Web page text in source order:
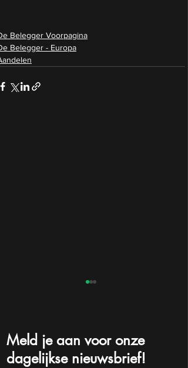
Belegger Voorpagina
Belegger - Europa
Meld je aan voor onze
dagelijkse nieuwsbrief!